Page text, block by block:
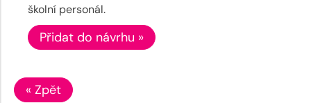
školní personál.
Přidat do návrhu »
« Zpět